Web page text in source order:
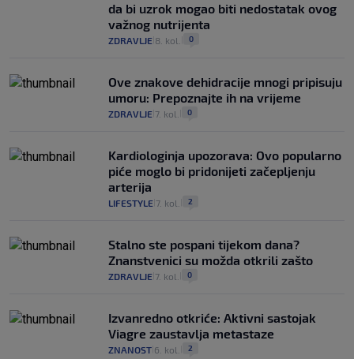
da bi uzrok mogao biti nedostatak ovog
važnog nutrijenta
ZDRAVLJE 8. kol. 0
Ove znakove dehidracije mnogi pripisuju
umoru: Prepoznajte ih na vrijeme
ZDRAVLJE 7. kol. 0
Kardiologinja upozorava: Ovo popularno
piće moglo bi pridonijeti začepljenju
arterija
LIFESTYLE 7. kol. 2
Stalno ste pospani tijekom dana?
Znanstvenici su možda otkrili zašto
ZDRAVLJE 7. kol. 0
Izvanredno otkriće: Aktivni sastojak
Viagre zaustavlja metastaze
ZNANOST 6. kol. 2